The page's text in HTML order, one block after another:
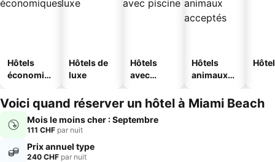
Hôtels
économiq
Hôtels de
luxe
Hôtels
avec
Hôtels
animaux
Voici quand réserver un hôtel à Miami Beach
Mois le moins cher : Septembre
111 CHF par nuit
Prix annuel type
240 CHF par nuit